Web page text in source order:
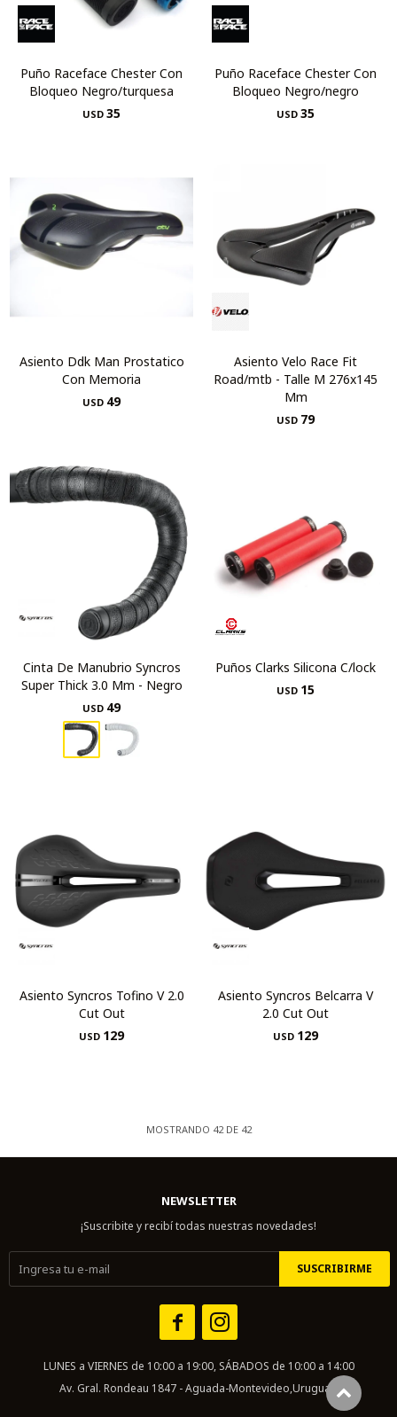
Puño Raceface Chester Con
Bloqueo Negro/turquesa
USD 35
Puño Raceface Chester Con
Bloqueo Negro/negro
USD 35
Asiento Ddk Man Prostatico
Con Memoria
USD 49
Asiento Velo Race Fit
Road/mtb - Talle M 276x145
Mm
USD 79
Cinta De Manubrio Syncros
Super Thick 3.0 Mm - Negro
USD 49
Puños Clarks Silicona C/lock
USD 15
Asiento Syncros Tofino V 2.0
Cut Out
USD 129
Asiento Syncros Belcarra V
2.0 Cut Out
USD 129
MOSTRANDO 42DE 42
NEWSLETTER
¡Suscribite y recibí todas nuestras novedades!
SUSCRIBIRME
 
LUNES a VIERNES de 10:00 a 19:00, SÁBADOS de 10:00 a 14:00
Av. Gral. Rondeau 1847 - Aguada-Montevideo,Uruguay.